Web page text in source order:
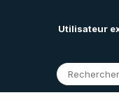
Utilisateur